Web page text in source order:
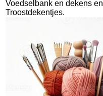
Voedselbank en dekens
Troostdekentjes.